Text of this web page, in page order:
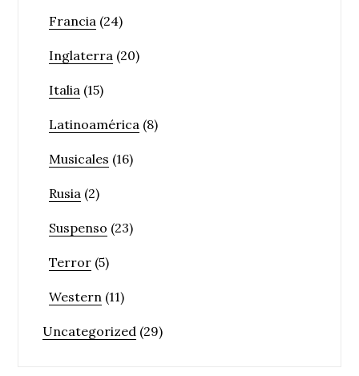
Francia (24)
Inglaterra (20)
Italia (15)
Latinoamérica (8)
Musicales (16)
Rusia (2)
Suspenso (23)
Terror (5)
Western (11)
Uncategorized (29)